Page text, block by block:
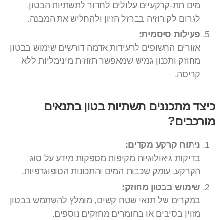
מים תת-קרקעיים עלולים לחדור לתשתיות הבטון,
לגרום לקורוזיה בברזל הזיון ולהחליש את המבנה.
פעילות סיסמית:
אזורים החשופים לרעידות אדמה דורשים שימוש בבטון
מחוזק ותכנון גמיש שמאפשר תזוזות מינימליות ללא
קריסה.
כיצד מתכננים תשתיות בטון בתנאים
מורכבים?
ניתוח קרקע מקדים:
בדיקות גיאולוגיות מקיפות מספקות מידע על סוג
הקרקע, עומק שכבות המים והתכונות הטופוגרפיות.
שימוש בבטון מחוזק:
במקרים של תנאי שטח קשים, מומלץ להשתמש בבטון
מזוין בסיבים או בחומרים מחזקים נוספים.